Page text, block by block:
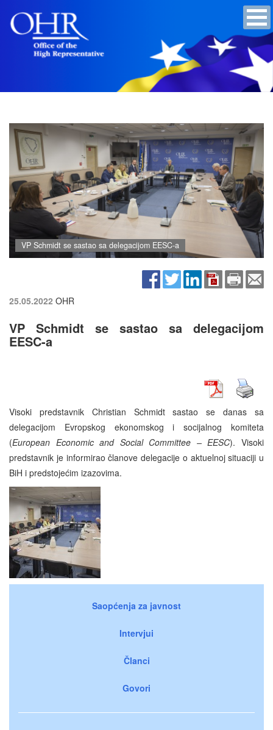
VP Schmidt se sastao sa delegacijom EESC-a
25.05.2022 OHR
VP Schmidt se sastao sa delegacijom
EESC-a
Visoki predstavnik Christian Schmidt sastao se danas sa
delegacijom Evropskog ekonomskog i socijalnog komiteta
(European Economic and Social Committee – EESC). Visoki
predstavnik je informirao članove delegacije o aktuelnoj situaciji u
BiH i predstojećim izazovima.
Saopćenja za javnost
Intervjui
Članci
Govori